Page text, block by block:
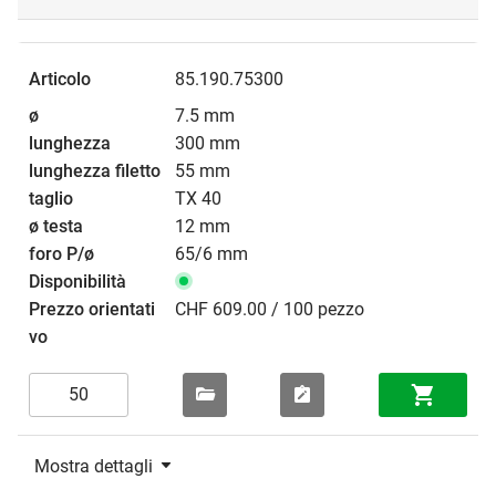
85.190.75300
7.5 mm
300 mm
55 mm
TX 40
12 mm
65/6 mm
CHF 609.00 / 100 pezzo
Mostra dettagli